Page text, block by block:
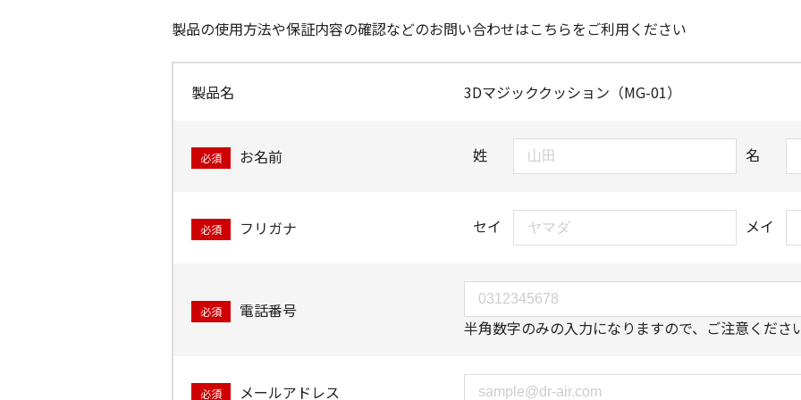
製品の使用方法や保証内容の確認などのお問い合わせはこちらをご利用ください
製品名 3Dマジッククッション（MG-01）
必須 お名前 姓 名
必須 フリガナ セイ メイ
必須
電話番号
半角数字のみの入力になりますので、ご注意くださ
必須 メールアドレス